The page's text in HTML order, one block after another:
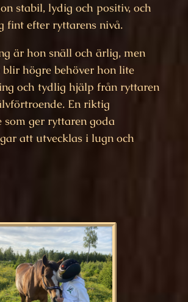
stabil, lydig och positiv, och
fint efter ryttarens nivå.
är hon snäll och ärlig, men
högre behöver hon lite
och tydlig hjälp från ryttaren
En riktig
som ger ryttaren goda
att utvecklas i lugn och